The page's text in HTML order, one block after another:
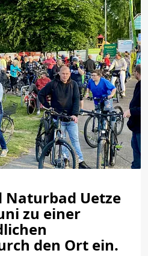
Naturbad Uetze
zu einer
den Ort ein.